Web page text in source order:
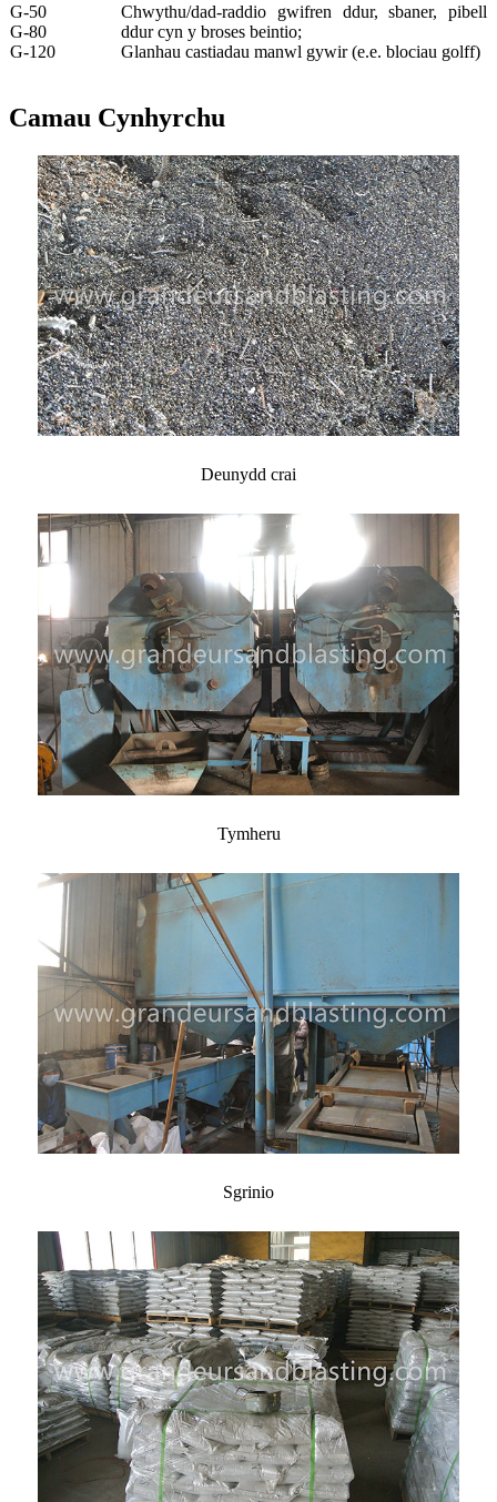
G-50
G-80
G-120
Chwythu/dad-raddio gwifren ddur, sbaner, pibell
ddur cyn y broses beintio;
Glanhau castiadau manwl gywir (e.e. blociau golff)
Camau Cynhyrchu
Deunydd crai
Tymheru
Sgrinio